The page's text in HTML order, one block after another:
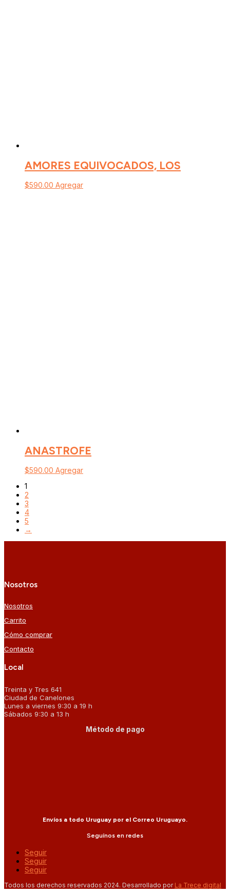
AMORES EQUIVOCADOS, LOS
$590.00 Agregar
ANASTROFE
$590.00 Agregar
1
2
3
4
5
→
Nosotros
Nosotros
Carrito
Cómo comprar
Contacto
Local
Treinta y Tres 641
Ciudad de Canelones
Lunes a viernes 9:30 a 19 h
Sábados 9:30 a 13 h
Método de pago
Envíos a todo Uruguay por el Correo Uruguayo.
Seguínos en redes
Seguir
Seguir
Seguir
Todos los derechos reservados 2024. Desarrollado por La Trece digital